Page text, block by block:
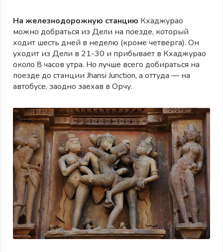
На железнодорожную станцию Кхаджурао
можно добраться из Дели на поезде, который
ходит шесть дней в неделю (кроме четверга). Он
уходит из Дели в 21-30 и прибывает в Кхаджурао
около 8 часов утра. Но лучше всего добираться на
поезде до станции Jhansi Junction, а оттуда — на
автобусе, заодно заехав в Орчу.